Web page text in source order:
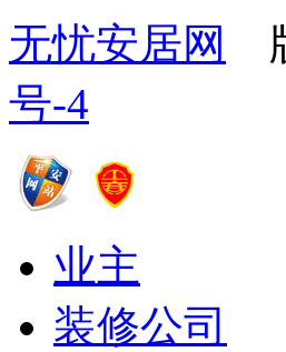
无忧安居网
号-4
业主
装修公司